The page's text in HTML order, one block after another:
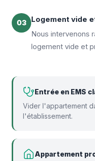
03
Logement vide
Nous intervenons
logement vide et
Entrée en EMS
Vider l'appartement
l'établissement.
Appartement